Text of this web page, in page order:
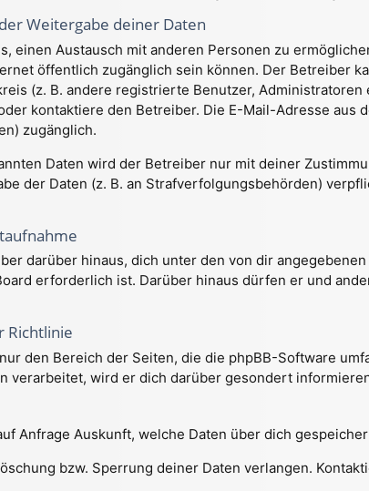
Weitergabe deiner Daten
einen Austausch mit anderen Personen zu
öffentlich zugänglich sein können. Der Betreiber
(z. B. andere registrierte Benutzer,
kontaktiere den Betreiber. Die E-Mail-Adresse
zugänglich.
Daten wird der Betreiber nur mit deiner
der Daten (z. B. an Strafverfolgungsbehörden)
darüber hinaus, dich unter den von dir
erforderlich ist. Darüber hinaus dürfen er und
Richtlinie
den Bereich der Seiten, die die phpBB-Software
verarbeitet, wird er dich darüber gesondert
Anfrage Auskunft, welche Daten über dich
bzw. Sperrung deiner Daten verlangen.